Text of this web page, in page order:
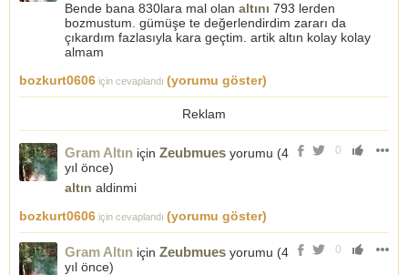
Bende bana 830lara mal olan altını 793 lerden
bozmustum. gümüşe te değerlendirdim zararı da
çıkardım fazlasıyla kara geçtim. artik altın kolay kolay
almam
bozkurt0606 için cevaplandı (yorumu göster)
Reklam
0
Gram Altın için Zeubmues yorumu (4
yıl önce)
altın aldinmi
bozkurt0606 için cevaplandı (yorumu göster)
0
Gram Altın için Zeubmues yorumu (4
yıl önce)